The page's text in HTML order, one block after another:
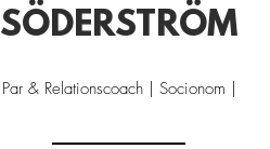
SÖDERSTRÖM
Par & Relationscoach | Socionom |